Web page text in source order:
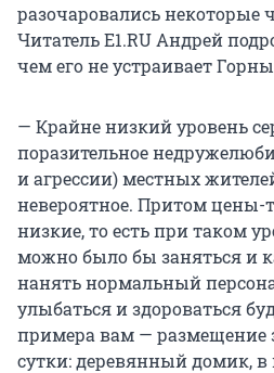
разочаровались некоторые
Читатель E1.RU Андрей
чем его не устраивает
— Крайне низкий уровень
поразительное
и агрессии) местных
невероятное. Притом цены-
низкие, то есть при таком
можно было бы заняться и
нанять нормальный
улыбаться и здороваться
примера вам — размещение
сутки: деревянный домик, в